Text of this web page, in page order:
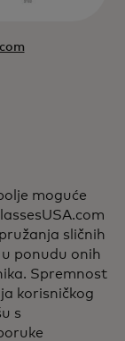
moguće
sličnih
ponudu onih
Spremnost
korisničkog
s